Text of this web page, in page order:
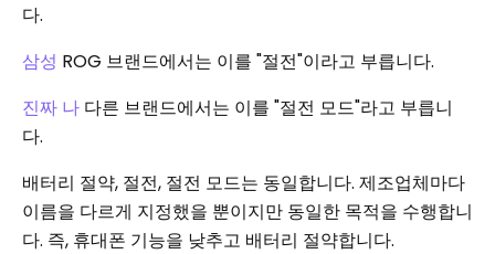
다.
삼성 ROG 브랜드에서는 이를 "절전"이라고 부릅니다.
진짜 나 다른 브랜드에서는 이를 "절전 모드"라고 부릅니
다.
배터리 절약, 절전, 절전 모드는 동일합니다. 제조업체마다
이름을 다르게 지정했을 뿐이지만 동일한 목적을 수행합니
다. 즉, 휴대폰 기능을 낮추고 배터리 절약합니다.